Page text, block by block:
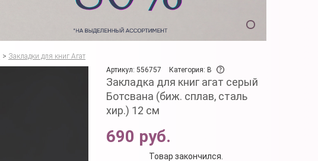
> Закладки для книг Агат
Артикул: 556757
Категория: B
Закладка для книг агат серый
Ботсвана (биж. сплав, сталь
хир.) 12 см
690 руб.
Товар закончился.